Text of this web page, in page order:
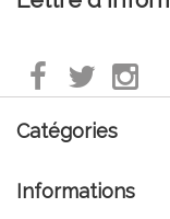
Catégories
Informations